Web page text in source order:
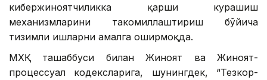
кибержиноятчиликка қарши курашиш
механизмларини такомиллаштириш бўйича
тизимли ишларни амалга оширмоқда.
МХҚ ташаббуси билан Жиноят ва Жиноят-
процессуал кодексларига, шунингдек, “Тезкор-